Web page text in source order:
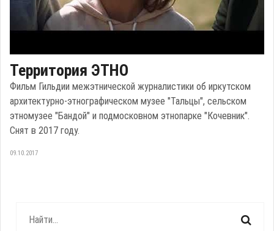
Территория ЭТНО
Фильм Гильдии межэтнической журналистики об иркутском
архитектурно-этнографическом музее "Тальцы", сельском
этномузее "Бандой" и подмосковном этнопарке "Кочевник".
Снят в 2017 году.
09.10.2017